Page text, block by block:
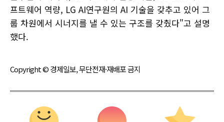
프트웨어 역량, LG AI연구원의 AI 기술을 갖추고 있어 그
룹 차원에서 시너지를 낼 수 있는 구조를 갖췄다"고 설명
했다.
Copyright © 경제일보, 무단전재·재배포 금지